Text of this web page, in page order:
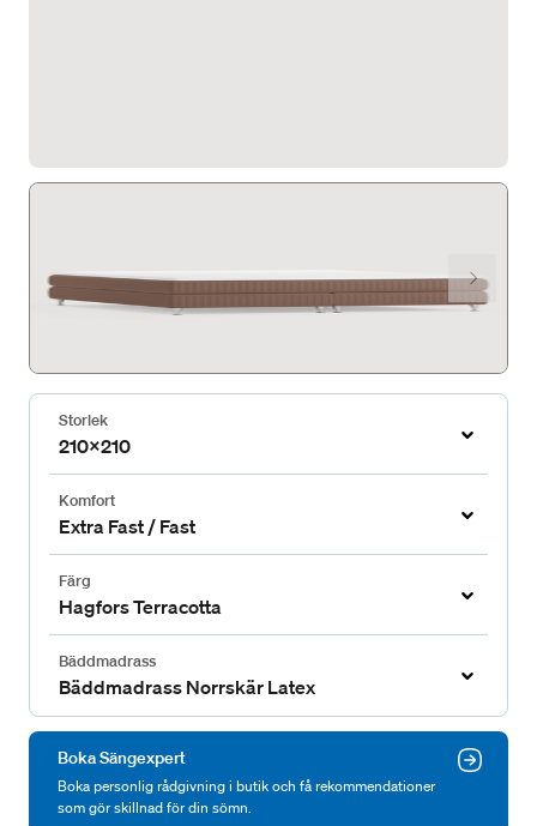
Storlek
210x210
Komfort
Extra Fast / Fast
Färg
Hagfors Terracotta
Bäddmadrass
Bäddmadrass Norrskär Latex
Boka Sängexpert
Boka personlig rådgivning i butik och få rekommendationer
som gör skillnad för din sömn.